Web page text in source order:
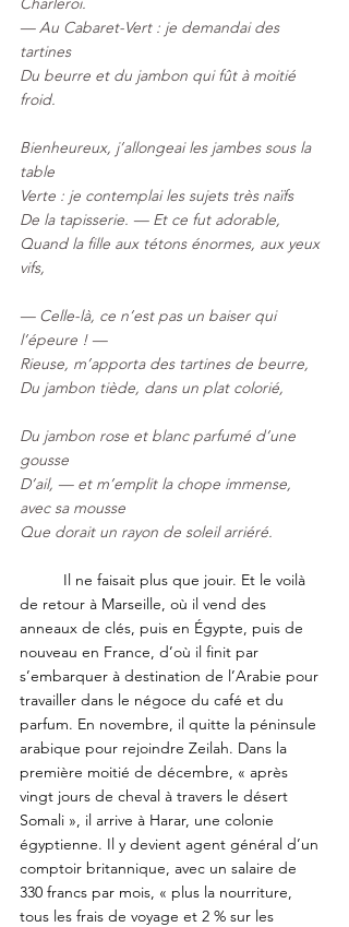
— Au Cabaret-Vert : je demandai des
tartines
Du beurre et du jambon qui fût à moitié
froid.
Bienheureux, j’allongeai les jambes sous la
table
Verte : je contemplai les sujets très naïfs
De la tapisserie. — Et ce fut adorable,
Quand la fille aux tétons énormes, aux yeux
vifs,
— Celle-là, ce n’est pas un baiser qui
l’épeure ! —
Rieuse, m’apporta des tartines de beurre,
Du jambon tiède, dans un plat colorié,
Du jambon rose et blanc parfumé d’une
gousse
D’ail, — et m’emplit la chope immense,
avec sa mousse
Que dorait un rayon de soleil arriéré.
de retour à Marseille, où il vend des
anneaux de clés, puis en Égypte, puis de
nouveau en France, d’où il finit par
s’embarquer à destination de l’Arabie pour
travailler dans le négoce du café et du
parfum. En novembre, il quitte la péninsule
arabique pour rejoindre Zeilah. Dans la
première moitié de décembre, « après
vingt jours de cheval à travers le désert
Somali », il arrive à Harar, une colonie
égyptienne. Il y devient agent général d’un
comptoir britannique, avec un salaire de
330 francs par mois, « plus la nourriture,
tous les frais de voyage et 2 % sur les